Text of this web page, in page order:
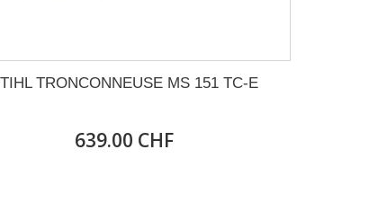
TRONCONNEUSE MS 151 TC-E
639.00 CHF